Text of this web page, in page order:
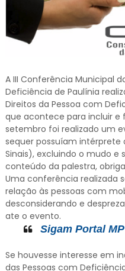
A III Conferência Municipal
Deficiência de Paulínia
Direitos da Pessoa com
que acontece para incluir e
setembro foi realizado um
sequer possuíam intérprete
Sinais), excluindo o mudo e
conteúdo da palestra,
Uma conferência realizada
relação às pessoas com
desconsiderando e
ate o evento.
Sigam Portal
Se houvesse interesse em
das Pessoas com